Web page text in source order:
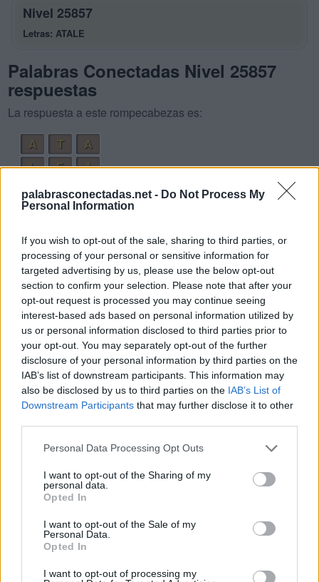
palabrasconectadas.net - Do Not Process My
Personal Information
If you wish to opt-out of the sale, sharing to third parties, or
processing of your personal or sensitive information for
targeted advertising by us, please use the below opt-out
section to confirm your selection. Please note that after your
opt-out request is processed you may continue seeing
interest-based ads based on personal information utilized by
us or personal information disclosed to third parties prior to
your opt-out. You may separately opt-out of the further
disclosure of your personal information by third parties on the
IAB’s list of downstream participants. This information may
also be disclosed by us to third parties on the IAB’s List of
Downstream Participants that may further disclose it to other
Personal Data Processing Opt Outs
I want to opt-out of the Sharing of my
personal data.
Opted In
I want to opt-out of the Sale of my
Personal Data.
Opted In
I want to opt-out of processing my
Nivel 25857
Letras: ATALE
Palabras Conectadas Nivel 25857
respuestas
La respuesta a este rompecabezas es:
A
T
A
L
E
A
T
A
L
T
A L
A
A
L E T
A
Palabras extra:
A
T
E
A
L
A
L
A T
A
T
E L
A
T
A L
E
L
A T
E
T E
A
L E
A
L T